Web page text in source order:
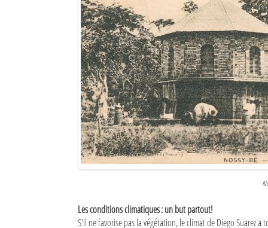
Les conditions climatiques : un but partout!
S'il ne favorise pas la végétation, le climat de Diego Suarez